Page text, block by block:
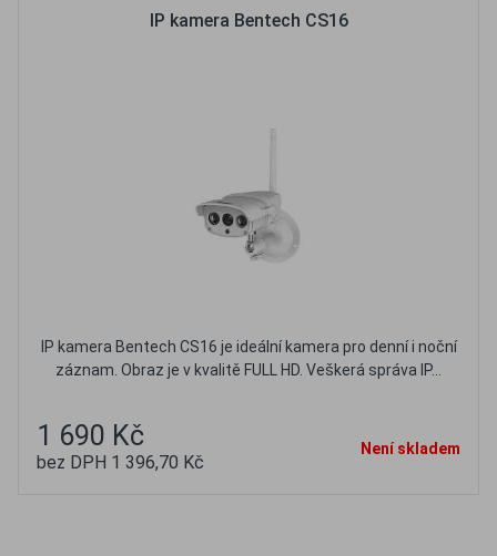
IP kamera Bentech CS16
IP kamera Bentech CS16 je ideální kamera pro denní i noční
záznam. Obraz je v kvalitě FULL HD. Veškerá správa IP...
1 690 Kč
bez DPH 1 396,70 Kč
Není skladem